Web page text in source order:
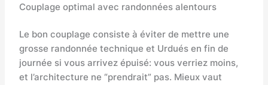
Couplage optimal avec randonnées alentours
Le bon couplage consiste à éviter de mettre une
grosse randonnée technique et Urdués en fin de
journée si vous arrivez épuisé: vous verriez moins,
et l’architecture ne “prendrait” pas. Mieux vaut